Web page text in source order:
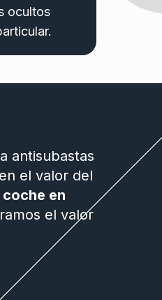
ocultos
antisubastas
el valor del
en
el valor